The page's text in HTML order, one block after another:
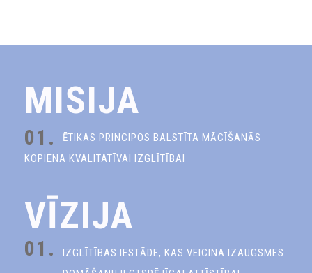
MISIJA
01.
ĒTIKAS PRINCIPOS BALSTĪTA MĀCĪŠANĀS
KOPIENA KVALITATĪVAI IZGLĪTĪBAI
VĪZIJA
01.
IZGLĪTĪBAS IESTĀDE, KAS VEICINA IZAUGSMES